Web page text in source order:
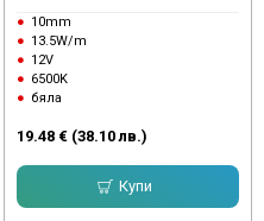
10mm
13.5W/m
12V
6500K
бяла
19.48 € (38.10 лв.)
Купи